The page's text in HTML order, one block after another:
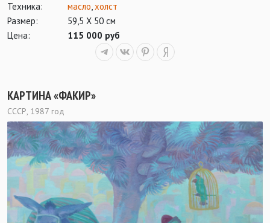
Техника:
масло,холст
Размер:
59,5 Х 50 см
Цена:
115 000 руб
КАРТИНА «ФАКИР»
СССР, 1987 год